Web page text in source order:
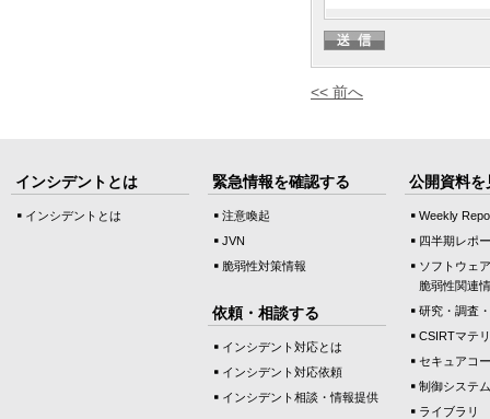
<< 前へ
インシデントとは
インシデントとは
緊急情報を確認する
注意喚起
JVN
脆弱性対策情報
依頼・相談する
インシデント対応とは
インシデント対応依頼
インシデント相談・情報提供
公開資料を
Weekly
四半期レポ
ソフトウェ
脆弱性関連
研究・調査
CSIRTマテ
セキュアコ
制御システ
ライブラリ